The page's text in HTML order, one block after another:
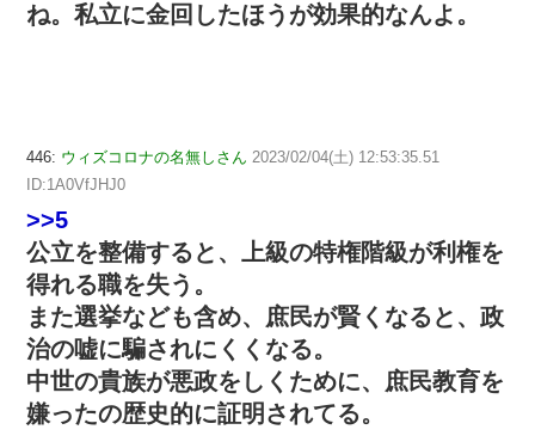
ね。私立に金回したほうが効果的なんよ。
446: ウィズコロナの名無しさん 2023/02/04(土) 12:53:35.51
ID:1A0VfJHJ0
>>5
公立を整備すると、上級の特権階級が利権を
得れる職を失う。
また選挙なども含め、庶民が賢くなると、政
治の嘘に騙されにくくなる。
中世の貴族が悪政をしくために、庶民教育を
嫌ったの歴史的に証明されてる。